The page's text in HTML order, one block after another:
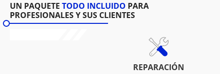
UN PAQUETE TODO INCLUIDO PARA
PROFESIONALES Y SUS CLIENTES
REPARACIÓN